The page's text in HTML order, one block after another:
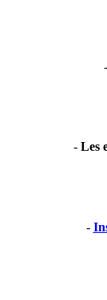
-
- Les
-